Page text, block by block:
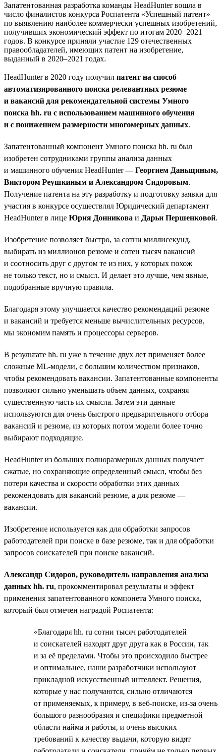
Запатентованная разработка команды HeadHunter вошла в
число финалистов конкурса Роспатента «Успешный патент»
по выявлению наиболее коммерчески успешных изобретений,
получивших экономический эффект по итогам 2020−2021
годов. В конкурсе приняли участие 129 отечественных
правообладателей, имеющих патент на изобретение,
выданный в 2020–2021 годах.
HeadHunter в 2020 году получил патент на способ
автоматизированного поиска релевантных резюме
и вакансий для рекомендательной системы Умного
поиска hh. ru с использованием машинного обучения
и с понижением размерности многомерных данных.
Запатентованный компонент Умного поиска hh. ru был
изобретен сотрудниками группы анализа данных
и машинного обучения HeadHunter — Георгием Даньщиным,
Виктором Реушкиным и Александром Сидоровым.
Получение патента на эту разработку и подготовку заявки для
участия в конкурсе осуществлял Юридический департамент
HeadHunter в лице Юрия Донникова и Дарьи Першенковой.
Изобретение позволяет быстро, за сотни миллисекунд,
выбирать из миллионов резюме и сотен тысяч вакансий
и соотносить друг с другом те из них, у которых похож
не только текст, но и смысл. И делает это лучше, чем явные,
подобранные вручную правила.
Благодаря этому улучшается качество рекомендаций резюме
и вакансий и требуется меньше вычислительных ресурсов,
мы экономим память и процессоры серверов.
В результате hh. ru уже в течение двух лет применяет более
сложные ML-модели, с большим количеством признаков,
чтобы рекомендовать вакансии. Запатентованные компоненты
позволяют сильно уменьшать объем данных, сохраняя
существенную часть их смысла. Затем эти данные
используются для очень быстрого предварительного отбора
вакансий и резюме, из которых потом модели более точно
выбирают подходящие.
HeadHunter из больших полноразмерных данных получает
сжатые, но сохраняющие определенный смысл, чтобы без
потери качества и скорости обработки этих данных
рекомендовать для вакансий резюме, а для резюме —
вакансии.
Изобретение используется как для обработки запросов
работодателей при поиске в базе резюме, так и для обработки
запросов соискателей при поиске вакансий.
Александр Сидоров, руководитель направления анализа
данных hh. ru, прокомментировал результаты и эффект
применения запатентованного компонета Умного поиска,
который был отмечен наградой Роспатента:
«Благодаря hh. ru сотни тысяч работодателей
и соискателей находят друг друга как в России, так
и за её пределами. Чтобы это происходило быстрее
и оптимальнее, наши разработчики используют
прикладной искусственный интеллект. Решения,
которые у нас получаются, сильно отличаются
от применяемых, к примеру, в веб-поиске, из-за очень
большого разнообразия и специфики предметной
области найма и работы, и очень высоких
требований к качеству выдачи, которую видят